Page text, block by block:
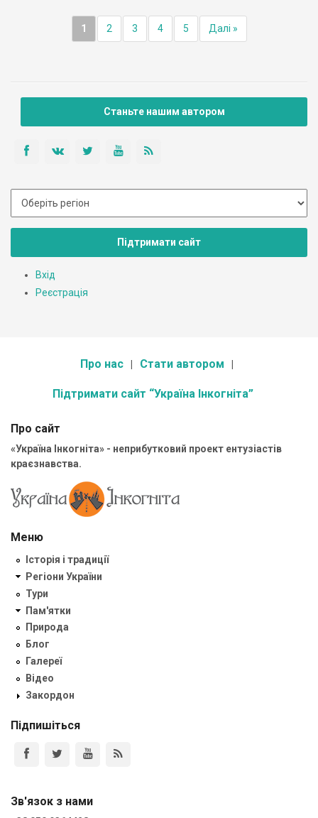
1 2 3 4 5 Далі »
Станьте нашим автором
Підтримати сайт
Вхід
Реєстрація
Про нас Стати автором
Підтримати сайт “Україна Інкогніта”
Про сайт
«Україна Інкогніта» - неприбутковий проект ентузіастів
краєзнавства.
Меню
Історія і традиції
Регіони України
Тури
Пам'ятки
Природа
Блог
Галереї
Відео
Закордон
Підпишіться
Зв'язок з нами